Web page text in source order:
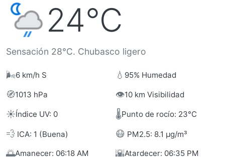
24°C
Sensación 28°C. Chubasco ligero
🌬️6 km/h S 💧 95% Humedad
🧭1013 hPa 👁️10 km Visibilidad
☀️Índice UV: 0 🌡️Punto de rocío: 23°C
💨 ICA: 1 (Buena) 😷 PM2.5: 8.1 µg/m³
🌅Amanecer: 06:18 AM 🌇Atardecer: 06:35 PM